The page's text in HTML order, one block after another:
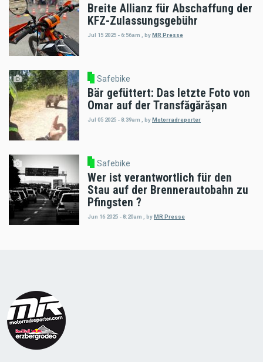
Breite Allianz für Abschaffung der
KFZ-Zulassungsgebühr
Jul 15 2025 - 6:56am , by MR Presse
Safebike
Bär gefüttert: Das letzte Foto von
Omar auf der Transfăgărășan
Jul 05 2025 - 8:39am byMotorradreporter
Safebike
Wer ist verantwortlich für den
Stau auf der Brennerautobahn zu
Pfingsten ?
Jun 16 2025 - 8:20am byMR Presse